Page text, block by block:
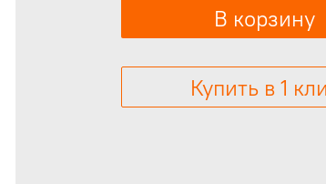
В корзину
Купить в 1